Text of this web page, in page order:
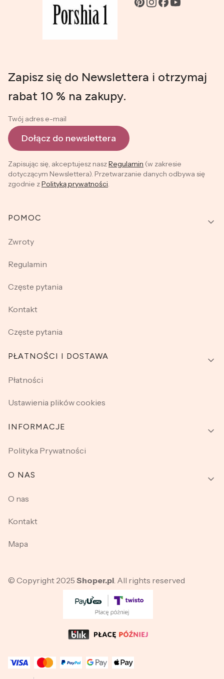
Zapisz się do Newslettera i otrzymaj
rabat 10 % na zakupy.
Twój adres e-mail
Dołącz do newslettera
Zapisując się, akceptujesz naszRegulamin (w zakresie
dotyczącym Newslettera). Przetwarzanie danych odbywa się
zgodnie zPolityką prywatności.
Linki w stopce
POMOC
Zwroty
Regulamin
Częste pytania
Kontakt
Częste pytania
PŁATNOŚCI I DOSTAWA
Płatności
Ustawienia plików cookies
INFORMACJE
Polityka Prywatności
O NAS
O nas
Kontakt
Mapa
© Copyright 2025 Shoper.pl. All rights reserved